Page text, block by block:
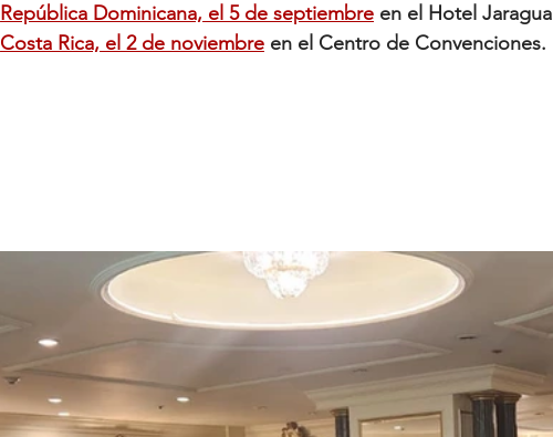
República Dominicana, el 5 de septiembre en el Hotel Jaragua
Costa Rica, el 2 de noviembre en el Centro de Convenciones.